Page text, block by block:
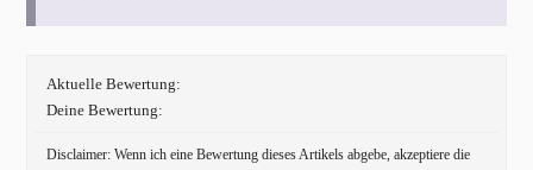
Aktuelle Bewertung:
Deine Bewertung:
Disclaimer: Wenn ich eine Bewertung dieses Artikels abgebe, akzeptiere die